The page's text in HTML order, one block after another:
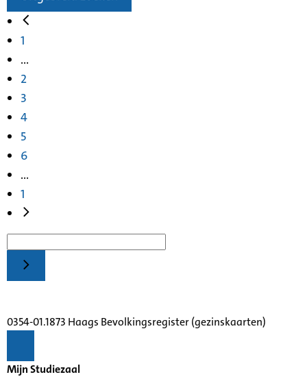
1
...
2
3
4
5
6
...
1
0354-01.1873 Haags Bevolkingsregister (gezinskaarten)
Mijn Studiezaal